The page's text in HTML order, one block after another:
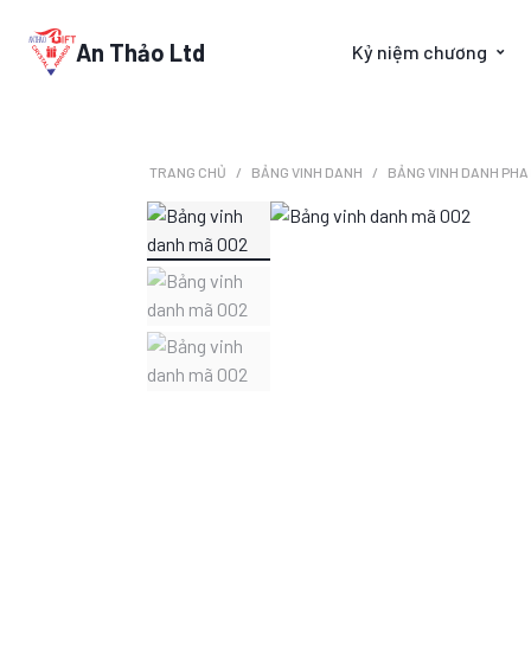
An Thảo Ltd Kỷ niệm chương
TRANG CHỦ BẢNG VINH DANH BẢNG VINH DANH